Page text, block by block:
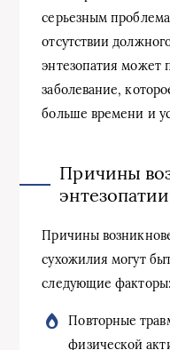
серьезным
отсутствии
энтезопатия может
заболевание,
больше времени и
Причины
энтезопатии
Причины
сухожилия могут
следующие факторы:
Повторные
физической